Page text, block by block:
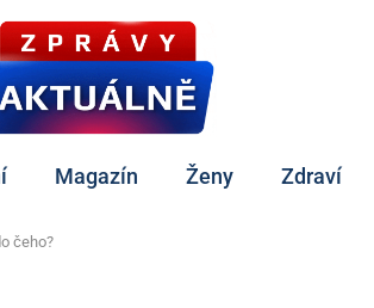
Magazín Ženy Zdraví
čeho?